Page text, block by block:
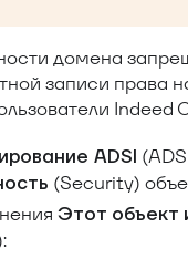
домена
записи права
Indeed
ADSI
(Security)
Этот объект